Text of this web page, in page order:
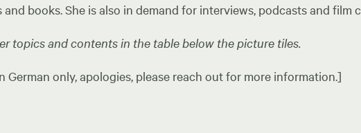
and books. She is also in demand for interviews, podcasts and film
topics and contents in the table below the picture tiles.
German only, apologies, please reach out for more information.]